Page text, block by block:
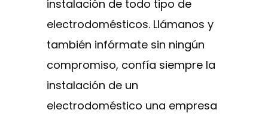
instalación de todo tipo de
electrodomésticos. Llámanos y
también infórmate sin ningún
compromiso, confía siempre la
instalación de un
electrodoméstico una empresa